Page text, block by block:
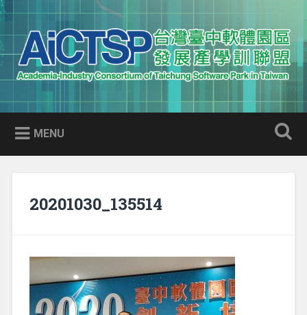
Skip
to
content
Search
AICTSP 台灣臺中軟體園區發展
產學訓聯盟
Academia-Industry Consortium of Taichung Software Park
in Taiwan
MENU
20201030_135514